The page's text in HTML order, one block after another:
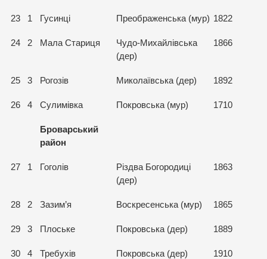
23 1 Гусинці Преображенська (мур) 1822
24 2 Мала Стариця
Чудо-Михайлівська
(дер)
1866
25 3 Рогозів Миколаївська (дер) 1892
26 4 Сулимівка Покровська (мур) 1710
Броварський
район
27 1 Гоголів
Різдва Богородиці
(дер)
1863
28 2 Зазим’я Воскресенська (мур) 1865
29 3 Плоське Покровська (дер) 1889
30 4 Требухів Покровська (дер) 1910